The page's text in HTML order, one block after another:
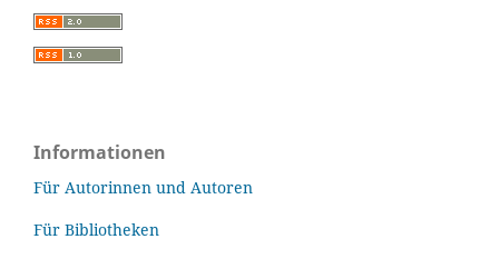
Informationen
Für Autorinnen und Autoren
Für Bibliotheken